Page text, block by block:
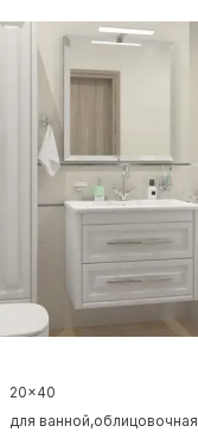
20x40
для ванной облицовочная